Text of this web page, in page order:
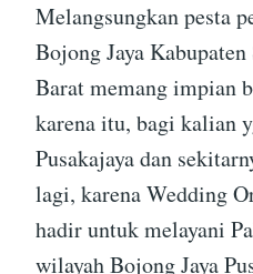
Melangsungkan pesta
Bojong Jaya
Barat memang impian
karena itu, bagi kalian
Pusakajaya dan
lagi, karena Wedding
hadir untuk melayani
wilayah Bojong Jaya